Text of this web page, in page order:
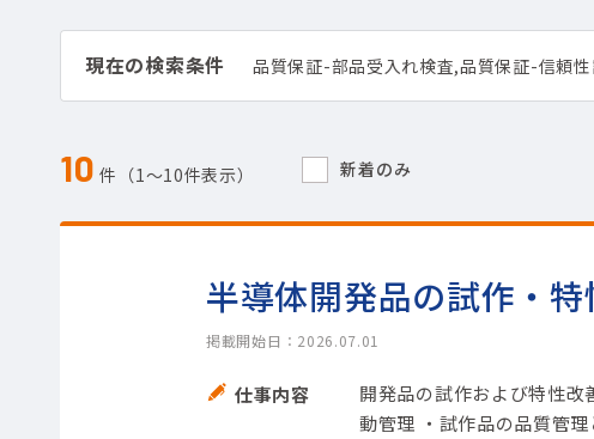
現在の検索条件
10 件（1〜10件表示） 新着のみ
半導体開発品の試作・
掲載開始日：2026.07.01
仕事内容
開発品の試作および特性
動管理 ・試作品の品質管